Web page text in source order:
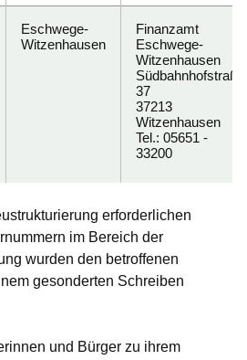
Eschwege-
Witzenhausen
Finanzamt
Eschwege-
Witzenhausen
Südbahnhofstraße
37
37213
Witzenhausen
Tel.: 05651 -
33200
erforderlichen
im Bereich der
wurden den betroffenen
gesonderten Schreiben
und Bürger zu ihrem